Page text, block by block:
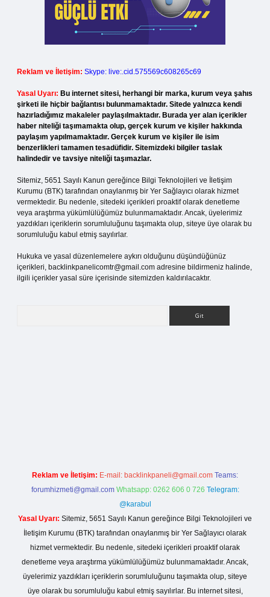
Reklam ve İletişim: Skype: live:.cid.575569c608265c69
Yasal Uyarı: Bu internet sitesi, herhangi bir marka, kurum veya şahıs
şirketi ile hiçbir bağlantısı bulunmamaktadır. Sitede yalnızca kendi
hazırladığımız makaleler paylaşılmaktadır. Burada yer alan içerikler
haber niteliği taşımamakta olup, gerçek kurum ve kişiler hakkında
paylaşım yapılmamaktadır. Gerçek kurum ve kişiler ile isim
benzerlikleri tamamen tesadüfidir. Sitemizdeki bilgiler taslak
halindedir ve tavsiye niteliği taşımazlar.
Sitemiz, 5651 Sayılı Kanun gereğince Bilgi Teknolojileri ve İletişim
Kurumu (BTK) tarafından onaylanmış bir Yer Sağlayıcı olarak hizmet
vermektedir. Bu nedenle, sitedeki içerikleri proaktif olarak denetleme
veya araştırma yükümlülüğümüz bulunmamaktadır. Ancak, üyelerimiz
yazdıkları içeriklerin sorumluluğunu taşımakta olup, siteye üye olarak bu
sorumluluğu kabul etmiş sayılırlar.
Hukuka ve yasal düzenlemelere aykırı olduğunu düşündüğünüz
içerikleri, backlinkpanelicomtr@gmail.com adresine bildirmeniz halinde,
ilgili içerikler yasal süre içerisinde sitemizden kaldırılacaktır.
Reklam ve İletişim: E-mail: backlinkpaneli@gmail.com Teams:
forumhizmeti@gmail.com Whatsapp: 0262 606 0 726 Telegram:
@karabul
Yasal Uyarı: Sitemiz, 5651 Sayılı Kanun gereğince Bilgi Teknolojileri ve
İletişim Kurumu (BTK) tarafından onaylanmış bir Yer Sağlayıcı olarak
hizmet vermektedir. Bu nedenle, sitedeki içerikleri proaktif olarak
denetleme veya araştırma yükümlülüğümüz bulunmamaktadır. Ancak,
üyelerimiz yazdıkları içeriklerin sorumluluğunu taşımakta olup, siteye
üye olarak bu sorumluluğu kabul etmiş sayılırlar. Bu internet sitesi,